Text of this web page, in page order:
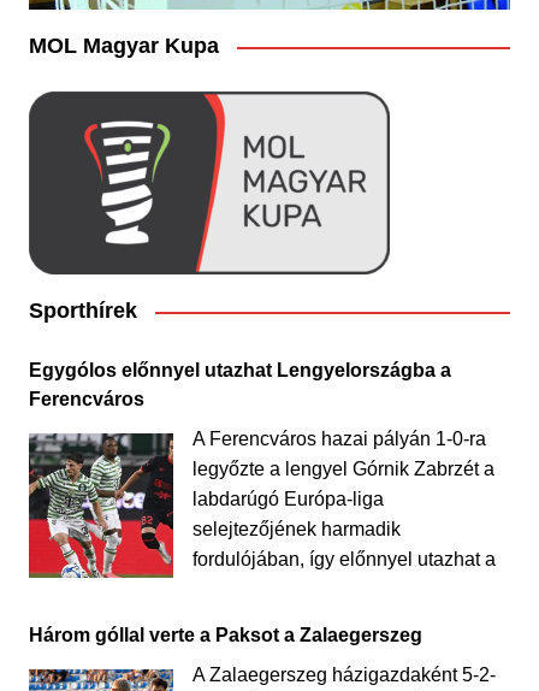
MOL Magyar Kupa
Sporthírek
Egygólos előnnyel utazhat Lengyelországba a
Ferencváros
A Ferencváros hazai pályán 1-0-ra
legyőzte a lengyel Górnik Zabrzét a
labdarúgó Európa-liga
selejtezőjének harmadik
fordulójában, így előnnyel utazhat a
Három góllal verte a Paksot a Zalaegerszeg
A Zalaegerszeg házigazdaként 5-2-